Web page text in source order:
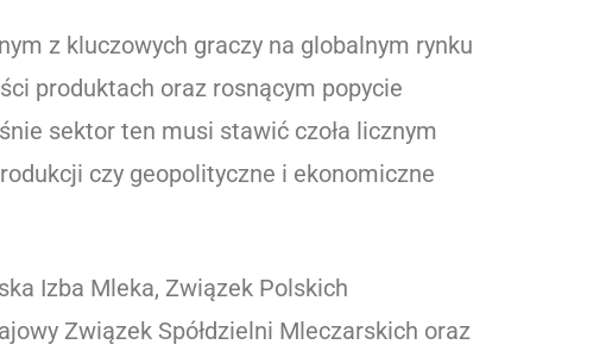
z kluczowych graczy na globalnym rynku
produktach oraz rosnącym popycie
sektor ten musi stawić czoła licznym
czy geopolityczne i ekonomiczne
Izba Mleka, Związek Polskich
Związek Spółdzielni Mleczarskich oraz